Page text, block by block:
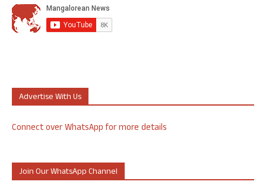
Advertise With Us
Connect over WhatsApp for more details
Join Our WhatsApp Channel